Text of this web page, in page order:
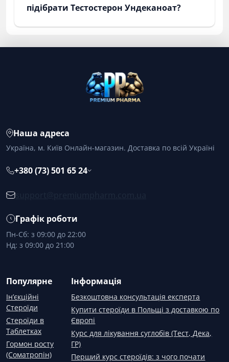
підібрати Тестостерон Ундеканоат?
Наша адреса
Україна, м. Київ Онлайн-магазин. Доставка по всій Україні
+380 (73) 501 65 24
Графік роботи
Пн-Сб: з 09:00 до 22:00
Нд: з 09:00 до 21:00
Популярне
Ін’єкційні
Стероїди
Стероїди в
Таблетках
Гормон росту
(Соматропін)
Інформація
Безкоштовна консультація експерта
Купити стероїди в Польщі з доставкою по
Європі
Курс для лікування суглобів (Тест, Дека,
ГР)
Перший курс стероїдів: з чого почати